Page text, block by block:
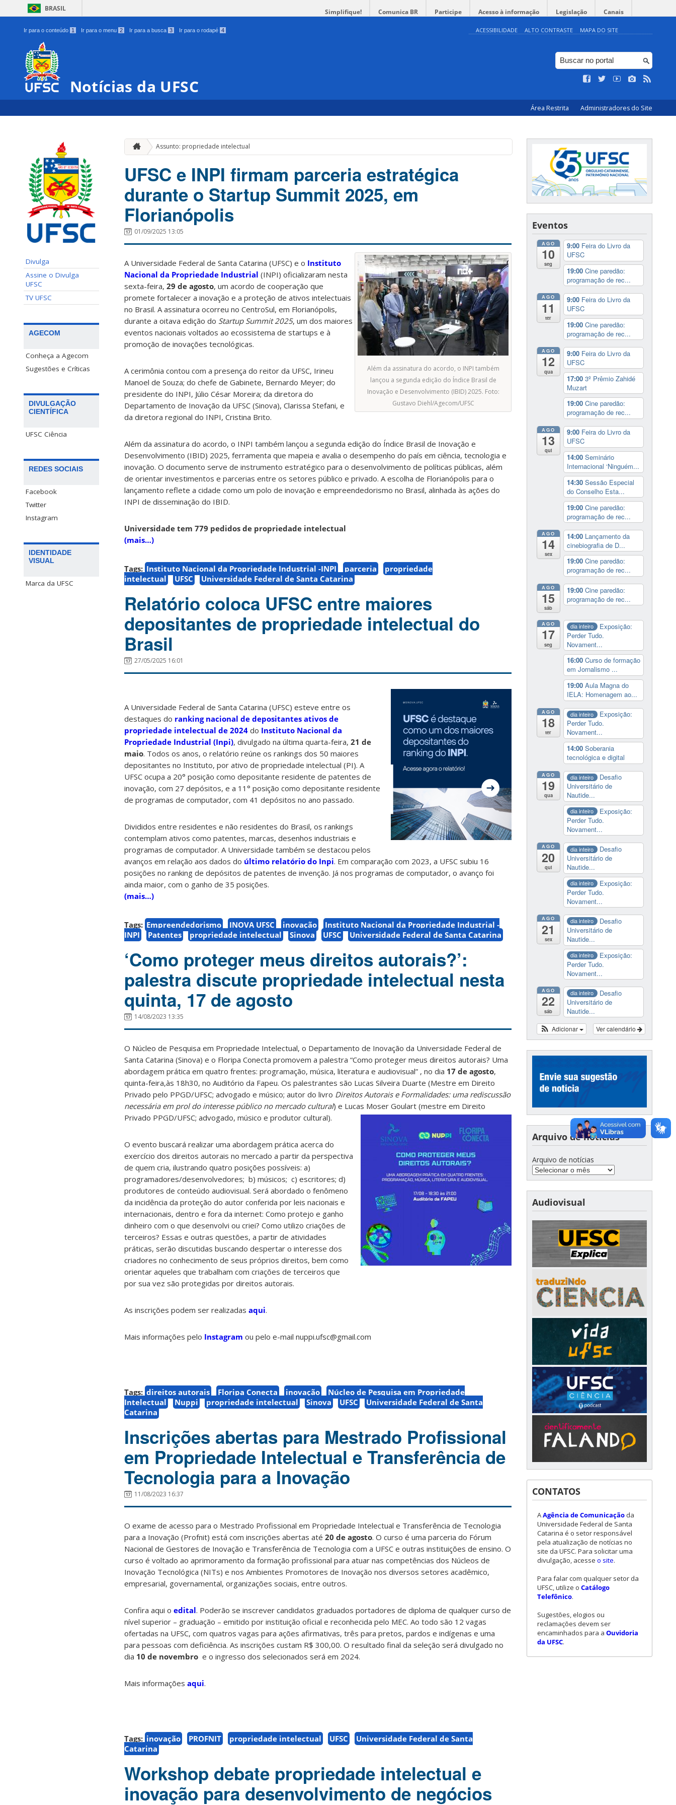
BRASIL Simplifique! Comunica BR Participe Acesso à informação Legislação Canais
Ir para o conteúdo 1 Ir para o menu 2 Ir para a busca 3 Ir para o rodapé 4 ACESSIBILIDADE ALTO CONTRASTE MAPA DO SITE
Notícias da UFSC
Área Restrita Administradores do Site
Divulga
Assine o Divulga
UFSC
TV UFSC
AGECOM
Conheça a Agecom
Sugestões e Críticas
DIVULGAÇÃO
CIENTÍFICA
UFSC Ciência
REDES SOCIAIS
Facebook
Twitter
Instagram
IDENTIDADE
VISUAL
Marca da UFSC
Assunto: propriedade intelectual
UFSC e INPI firmam parceria estratégica
durante o Startup Summit 2025, em
Florianópolis
01/09/2025 13:05
Além da assinatura do acordo, o INPI também
lançou a segunda edição do Índice Brasil de
Inovação e Desenvolvimento (IBID) 2025. Foto:
Gustavo Diehl/Agecom/UFSC
A Universidade Federal de Santa Catarina (UFSC) e o Instituto
Nacional da Propriedade Industrial (INPI) oficializaram nesta
sexta-feira, 29 de agosto, um acordo de cooperação que
promete fortalecer a inovação e a proteção de ativos intelectuais
no Brasil. A assinatura ocorreu no CentroSul, em Florianópolis,
durante a oitava edição do Startup Summit 2025, um dos maiores
eventos nacionais voltados ao ecossistema de startups e à
promoção de inovações tecnológicas.
A cerimônia contou com a presença do reitor da UFSC, Irineu
Manoel de Souza; do chefe de Gabinete, Bernardo Meyer; do
presidente do INPI, Júlio César Moreira; da diretora do
Departamento de Inovação da UFSC (Sinova), Clarissa Stefani, e
da diretora regional do INPI, Cristina Brito.
Além da assinatura do acordo, o INPI também lançou a segunda edição do Índice Brasil de Inovação e
Desenvolvimento (IBID) 2025, ferramenta que mapeia e avalia o desempenho do país em ciência, tecnologia e
inovação. O documento serve de instrumento estratégico para o desenvolvimento de políticas públicas, além
de orientar investimentos e parcerias entre os setores público e privado. A escolha de Florianópolis para o
lançamento reflete a cidade como um polo de inovação e empreendedorismo no Brasil, alinhada às ações do
INPI de disseminação do IBID.
Universidade tem 779 pedidos de propriedade intelectual
(mais…)
Tags: Instituto Nacional da Propriedade Industrial -INPI parceria
propriedade
intelectual
UFSC Universidade Federal de Santa Catarina
Relatório coloca UFSC entre maiores
depositantes de propriedade intelectual do
Brasil
27/05/2025 16:01
A Universidade Federal de Santa Catarina (UFSC) esteve entre os
destaques do ranking nacional de depositantes ativos de
propriedade intelectual de 2024 do Instituto Nacional da
Propriedade Industrial (Inpi), divulgado na última quarta-feira, 21 de
maio. Todos os anos, o relatório reúne os rankings dos 50 maiores
depositantes no Instituto, por ativo de propriedade intelectual (PI). A
UFSC ocupa a 20° posição como depositante residente de patentes de
inovação, com 27 depósitos, e a 11° posição como depositante residente
de programas de computador, com 41 depósitos no ano passado.
Divididos entre residentes e não residentes do Brasil, os rankings
contemplam ativos como patentes, marcas, desenhos industriais e
programas de computador. A Universidade também se destacou pelos
avanços em relação aos dados do último relatório do Inpi. Em comparação com 2023, a UFSC subiu 16
posições no ranking de depósitos de patentes de invenção. Já nos programas de computador, o avanço foi
ainda maior, com o ganho de 35 posições.
(mais…)
Tags: Empreendedorismo INOVA UFSC inovação
Instituto Nacional da Propriedade Industrial -
INPI
Patentes propriedade intelectual Sinova UFSC Universidade Federal de Santa Catarina
‘Como proteger meus direitos autorais?’:
palestra discute propriedade intelectual nesta
quinta, 17 de agosto
14/08/2023 13:35
O Núcleo de Pesquisa em Propriedade Intelectual, o Departamento de Inovação da Universidade Federal de
Santa Catarina (Sinova) e o Floripa Conecta promovem a palestra “Como proteger meus direitos autorais? Uma
abordagem prática em quatro frentes: programação, música, literatura e audiovisual” , no dia 17 de agosto,
quinta-feira,às 18h30, no Auditório da Fapeu. Os palestrantes são Lucas Silveira Duarte (Mestre em Direito
Privado pelo PPGD/UFSC; advogado e músico; autor do livro Direitos Autorais e Formalidades: uma rediscussão
necessária em prol do interesse público no mercado cultural) e Lucas Moser Goulart (mestre em Direito
Privado PPGD/UFSC; advogado, músico e produtor cultural).
O evento buscará realizar uma abordagem prática acerca do
exercício dos direitos autorais no mercado a partir da perspectiva
de quem cria, ilustrando quatro posições possíveis: a)
programadores/desenvolvedores; b) músicos; c) escritores; d)
produtores de conteúdo audiovisual. Será abordado o fenômeno
da incidência da proteção do autor conferida por leis nacionais e
internacionais, dentro e fora da internet: Como protejo e ganho
dinheiro com o que desenvolvi ou criei? Como utilizo criações de
terceiros? Essas e outras questões, a partir de atividades
práticas, serão discutidas buscando despertar o interesse dos
criadores no conhecimento de seus próprios direitos, bem como
orientar aqueles que trabalham com criações de terceiros que
por sua vez são protegidas por direitos autorais.
As inscrições podem ser realizadas aqui.
Mais informações pelo Instagram ou pelo e-mail nuppi.ufsc@gmail.com
Tags: direitos autorais Floripa Conecta inovação
Núcleo de Pesquisa em Propriedade
Intelectual
Nuppi propriedade intelectual Sinova UFSC
Universidade Federal de Santa
Catarina
Inscrições abertas para Mestrado Profissional
em Propriedade Intelectual e Transferência de
Tecnologia para a Inovação
11/08/2023 16:37
O exame de acesso para o Mestrado Profissional em Propriedade Intelectual e Transferência de Tecnologia
para a Inovação (Profnit) está com inscrições abertas até 20 de agosto. O curso é uma parceria do Fórum
Nacional de Gestores de Inovação e Transferência de Tecnologia com a UFSC e outras instituições de ensino. O
curso é voltado ao aprimoramento da formação profissional para atuar nas competências dos Núcleos de
Inovação Tecnológica (NITs) e nos Ambientes Promotores de Inovação nos diversos setores acadêmico,
empresarial, governamental, organizações sociais, entre outros.
Confira aqui o edital. Poderão se inscrever candidatos graduados portadores de diploma de qualquer curso de
nível superior – graduação – emitido por instituição oficial e reconhecida pelo MEC. Ao todo são 12 vagas
ofertadas na UFSC, com quatros vagas para ações afirmativas, três para pretos, pardos e indígenas e uma
para pessoas com deficiência. As inscrições custam R$ 300,00. O resultado final da seleção será divulgado no
dia 10 de novembro e o ingresso dos selecionados será em 2024.
Mais informações aqui.
Tags: inovação PROFNIT propriedade intelectual UFSC
Universidade Federal de Santa
Catarina
Workshop debate propriedade intelectual e
inovação para desenvolvimento de negócios
Eventos
AGO
10
seg
9:00 Feira do Livro da
UFSC
19:00 Cine paredão:
programação de rec...
AGO
11
ter
9:00 Feira do Livro da
UFSC
19:00 Cine paredão:
programação de rec...
AGO
12
qua
9:00 Feira do Livro da
UFSC
17:00 3º Prêmio Zahidé
Muzart
19:00 Cine paredão:
programação de rec...
AGO
13
qui
9:00 Feira do Livro da
UFSC
14:00 Seminário
Internacional ‘Ninguém...
14:30 Sessão Especial
do Conselho Esta...
19:00 Cine paredão:
programação de rec...
AGO
14
sex
14:00 Lançamento da
cinebiografia de D...
19:00 Cine paredão:
programação de rec...
AGO
15
sáb
19:00 Cine paredão:
programação de rec...
AGO
17
seg
dia inteiro
Exposição:
Perder Tudo.
Novament...
16:00 Curso de formação
em Jornalismo ...
19:00 Aula Magna do
IELA: Homenagem ao...
AGO
18
ter
dia inteiro
Exposição:
Perder Tudo.
Novament...
14:00 Soberania
tecnológica e digital
AGO
19
qua
dia inteiro
Desafio
Universitário de
Nautide...
dia inteiro
Exposição:
Perder Tudo.
Novament...
AGO
20
qui
dia inteiro
Desafio
Universitário de
Nautide...
dia inteiro
Exposição:
Perder Tudo.
Novament...
AGO
21
sex
dia inteiro
Desafio
Universitário de
Nautide...
dia inteiro
Exposição:
Perder Tudo.
Novament...
AGO
22
sáb
dia inteiro
Desafio
Universitário de
Nautide...
Ver calendário
Adicionar
Arquivo de notícias
Arquivo de notícias
Audiovisual
CONTATOS
AAgência de Comunicação da
Universidade Federal de Santa
Catarina é o setor responsável
pela atualização de notícias no
site da UFSC. Para solicitar uma
divulgação, acesse o site.
Para falar com qualquer setor da
UFSC, utilize o Catálogo
Telefônico.
Sugestões, elogios ou
reclamações devem ser
encaminhados para a Ouvidoria
da UFSC.